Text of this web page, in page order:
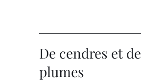
De cendres et de
plumes